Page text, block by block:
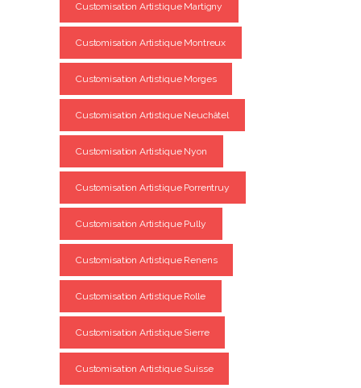
Customisation Artistique Martigny
Customisation Artistique Montreux
Customisation Artistique Morges
Customisation Artistique Neuchâtel
Customisation Artistique Nyon
Customisation Artistique Porrentruy
Customisation Artistique Pully
Customisation Artistique Renens
Customisation Artistique Rolle
Customisation Artistique Sierre
Customisation Artistique Suisse